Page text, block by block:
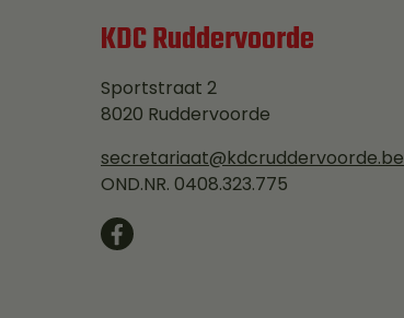
KDC Ruddervoorde
Sportstraat 2
8020 Ruddervoorde
secretariaat@kdcruddervoorde.be
OND.NR. 0408.323.775